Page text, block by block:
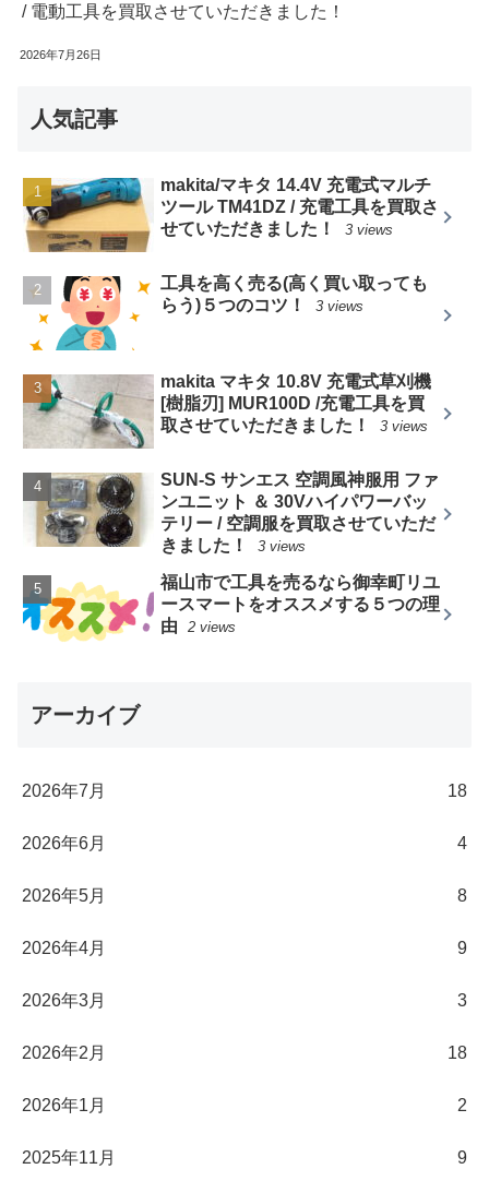
/ 電動工具を買取させていただきました！
2026年7月26日
人気記事
makita/マキタ 14.4V 充電式マルチ
ツール TM41DZ / 充電工具を買取さ
せていただきました！
3 views
工具を高く売る(高く買い取っても
らう)５つのコツ！
3 views
makita マキタ 10.8V 充電式草刈機
[樹脂刃] MUR100D /充電工具を買
取させていただきました！
3 views
SUN-S サンエス 空調風神服用 ファ
ンユニット ＆ 30Vハイパワーバッ
テリー / 空調服を買取させていただ
きました！
3 views
福山市で工具を売るなら御幸町リユ
ースマートをオススメする５つの理
由
2 views
アーカイブ
2026年7月 18
2026年6月 4
2026年5月 8
2026年4月 9
2026年3月 3
2026年2月 18
2026年1月 2
2025年11月 9